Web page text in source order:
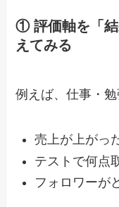
① 評価軸を「
えてみる
例えば、仕事・勉
売上が上がっ
テストで何点
フォロワーが